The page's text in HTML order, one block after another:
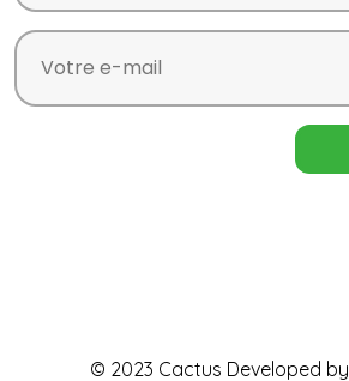
© 2023 Cactus Developed by